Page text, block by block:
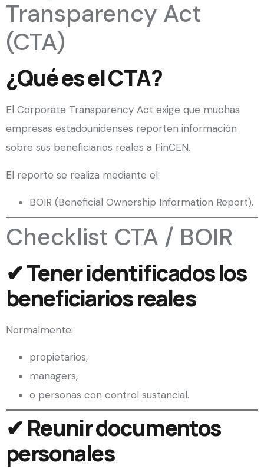
Transparency Act
(CTA)
¿Qué es el CTA?
El Corporate Transparency Act exige que muchas
empresas estadounidenses reporten información
sobre sus beneficiarios reales a FinCEN.
El reporte se realiza mediante el:
BOIR (Beneficial Ownership Information Report).
Checklist CTA / BOIR
✔ Tener identificados los
beneficiarios reales
Normalmente:
propietarios,
managers,
o personas con control sustancial.
✔ Reunir documentos
personales